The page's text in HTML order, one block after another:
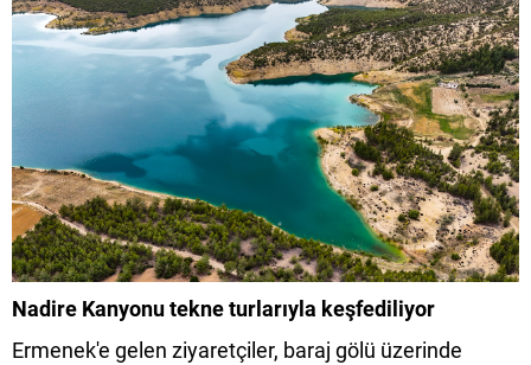
Nadire Kanyonu tekne turlarıyla keşfediliyor
Ermenek'e gelen ziyaretçiler, baraj gölü üzerinde